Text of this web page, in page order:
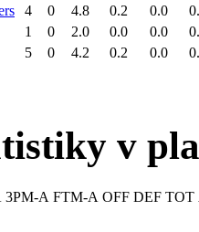
4 0 4.8 0.2 0.0
1 0 2.0 0.0 0.0
5 0 4.2 0.2 0.0
v
3PM-A FTM-A OFF DEF TOT